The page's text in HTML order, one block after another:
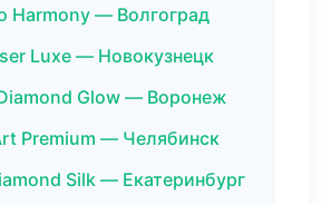
Harmony — Волгоград
Luxe — Новокузнецк
Glow — Воронеж
Premium — Челябинск
Silk — Екатеринбург